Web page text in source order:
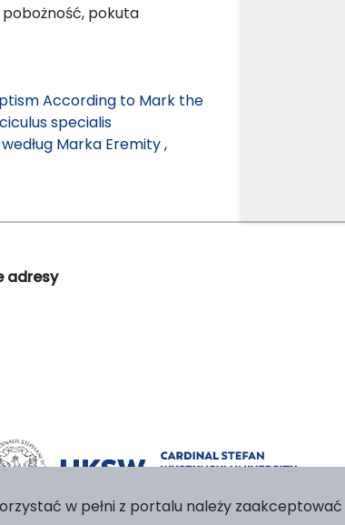
pobożność, pokuta
According to Mark the
specialis
Marka Eremity,
adresy
w pełni z portalu należy